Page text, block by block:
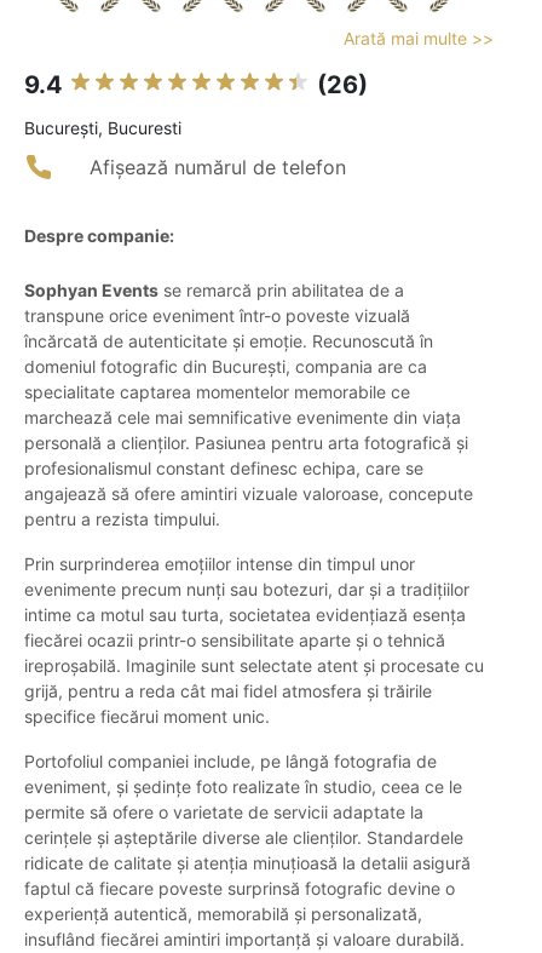
Arată mai multe >>
9.4 (26)
Bucureşti, Bucuresti
Afișează numărul de telefon
Despre companie:
Sophyan Events se remarcă prin abilitatea de a
transpune orice eveniment într-o poveste vizuală
încărcată de autenticitate și emoție. Recunoscută în
domeniul fotografic din București, compania are ca
specialitate captarea momentelor memorabile ce
marchează cele mai semnificative evenimente din viața
personală a clienților. Pasiunea pentru arta fotografică și
profesionalismul constant definesc echipa, care se
angajează să ofere amintiri vizuale valoroase, concepute
pentru a rezista timpului.
Prin surprinderea emoțiilor intense din timpul unor
evenimente precum nunți sau botezuri, dar și a tradițiilor
intime ca motul sau turta, societatea evidențiază esența
fiecărei ocazii printr-o sensibilitate aparte și o tehnică
ireproșabilă. Imaginile sunt selectate atent și procesate cu
grijă, pentru a reda cât mai fidel atmosfera și trăirile
specifice fiecărui moment unic.
Portofoliul companiei include, pe lângă fotografia de
eveniment, și ședințe foto realizate în studio, ceea ce le
permite să ofere o varietate de servicii adaptate la
cerințele și așteptările diverse ale clienților. Standardele
ridicate de calitate și atenția minuțioasă la detalii asigură
faptul că fiecare poveste surprinsă fotografic devine o
experiență autentică, memorabilă și personalizată,
insuflând fiecărei amintiri importanță și valoare durabilă.